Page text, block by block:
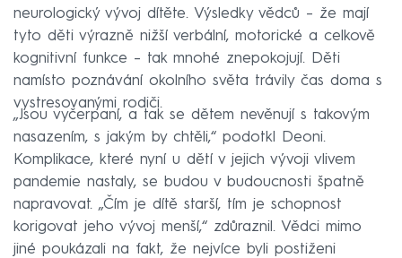
neurologický vývoj dítěte. Výsledky vědců – že mají
tyto děti výrazně nižší verbální, motorické a celkově
kognitivní funkce – tak mnohé znepokojují. Děti
namísto poznávání okolního světa trávily čas doma s
vystresovanými rodiči.
„Jsou vyčerpaní, a tak se dětem nevěnují s takovým
nasazením, s jakým by chtěli,“ podotkl Deoni.
Komplikace, které nyní u dětí v jejich vývoji vlivem
pandemie nastaly, se budou v budoucnosti špatně
napravovat. „Čím je dítě starší, tím je schopnost
korigovat jeho vývoj menší,“ zdůraznil. Vědci mimo
jiné poukázali na fakt, že nejvíce byli postiženi